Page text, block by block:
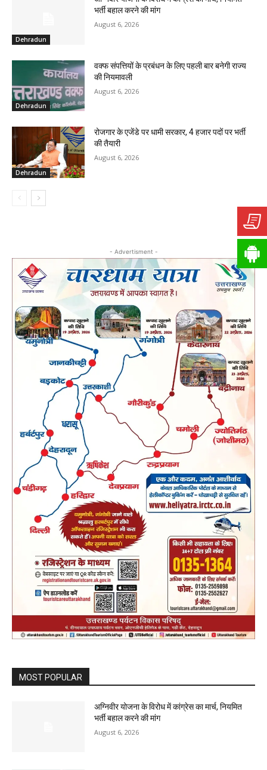
Dehradun
भर्ती बहाल करने की मांग
August 6, 2026
Dehradun
वक्फ संपत्तियों के प्रबंधन के लिए पहली बार बनेगी राज्य
की नियमावली
August 6, 2026
Dehradun
रोजगार के एजेंडे पर धामी सरकार, 4 हजार पदों पर भर्ती
की तैयारी
August 6, 2026
- Advertisment -
MOST POPULAR
अग्निवीर योजना के विरोध में कांग्रेस का मार्च, नियमित
भर्ती बहाल करने की मांग
August 6, 2026